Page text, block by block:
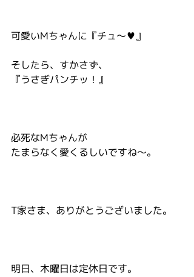
可愛いMちゃんに『チュ～♥』
そしたら、すかさず、
『うさぎパンチッ！』
必死なMちゃんが
たまらなく愛くるしいですね～。
T家さま、ありがとうございました。
明日、木曜日は定休日です。